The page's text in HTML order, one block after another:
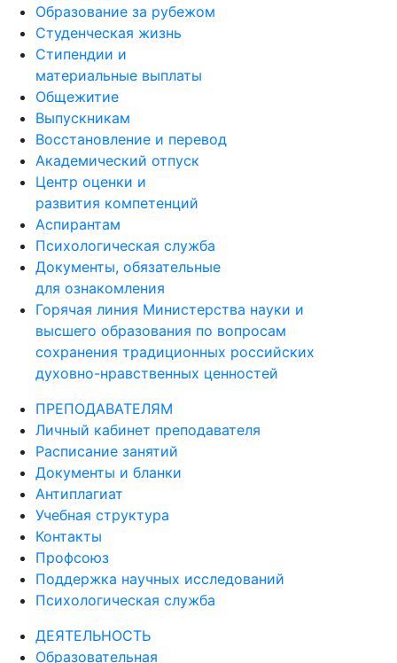
Образование за рубежом
Студенческая жизнь
Стипендии и
материальные выплаты
Общежитие
Выпускникам
Восстановление и перевод
Академический отпуск
Центр оценки и
развития компетенций
Аспирантам
Психологическая служба
Документы, обязательные
для ознакомления
Горячая линия Министерства науки и
высшего образования по вопросам
сохранения традиционных российских
духовно-нравственных ценностей
ПРЕПОДАВАТЕЛЯМ
Личный кабинет преподавателя
Расписание занятий
Документы и бланки
Антиплагиат
Учебная структура
Контакты
Профсоюз
Поддержка научных исследований
Психологическая служба
ДЕЯТЕЛЬНОСТЬ
Образовательная